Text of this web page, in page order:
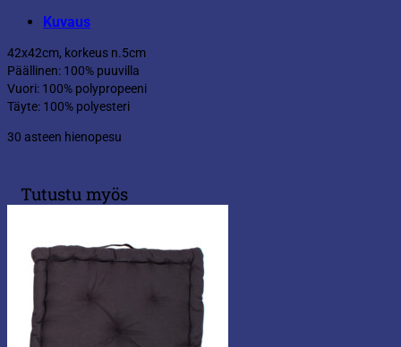
Kuvaus
42x42cm, korkeus n.5cm
Päällinen: 100% puuvilla
Vuori: 100% polypropeeni
Täyte: 100% polyesteri
30 asteen hienopesu
Tutustu myös